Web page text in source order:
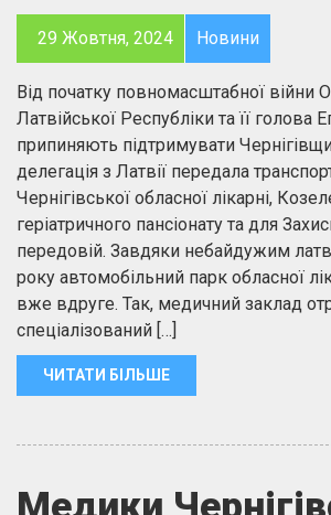
29 Жовтня, 2024 Новини
Від початку повномасштабної війни
Латвійської Республіки та її голова
припиняють підтримувати
делегація з Латвії передала
Чернігівської обласної лікарні,
геріатричного пансіонату та для
передовій. Завдяки небайдужим
року автомобільний парк обласної
вже вдруге. Так, медичний заклад
спеціалізований […]
ЧИТАТИ БІЛЬШЕ